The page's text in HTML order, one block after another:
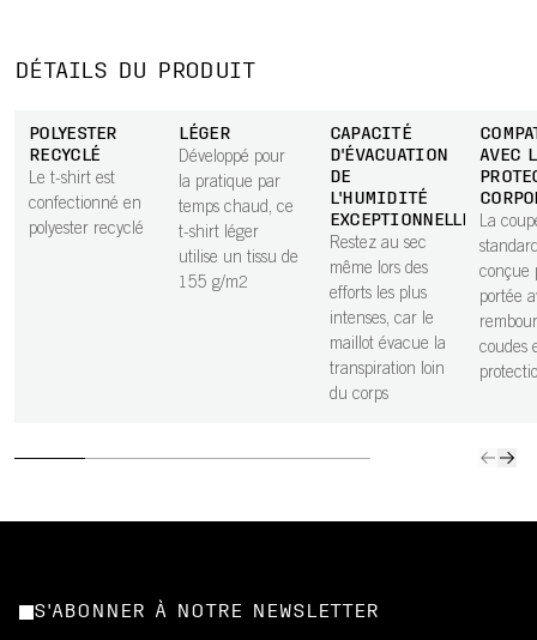
DÉTAILS DU PRODUIT
POLYESTER
RECYCLÉ
Le t-shirt est
confectionné en
polyester recyclé
LÉGER
Développé pour
la pratique par
temps chaud, ce
t-shirt léger
utilise un tissu de
155 g/m2
CAPACITÉ
D'ÉVACUATION
DE
L'HUMIDITÉ
EXCEPTIONNELLE
Restez au sec
même lors des
efforts les plus
intenses, car le
maillot évacue la
transpiration loin
du corps
AVEC
La
conçue
portée
coudes
S'ABONNER À NOTRE NEWSLETTER